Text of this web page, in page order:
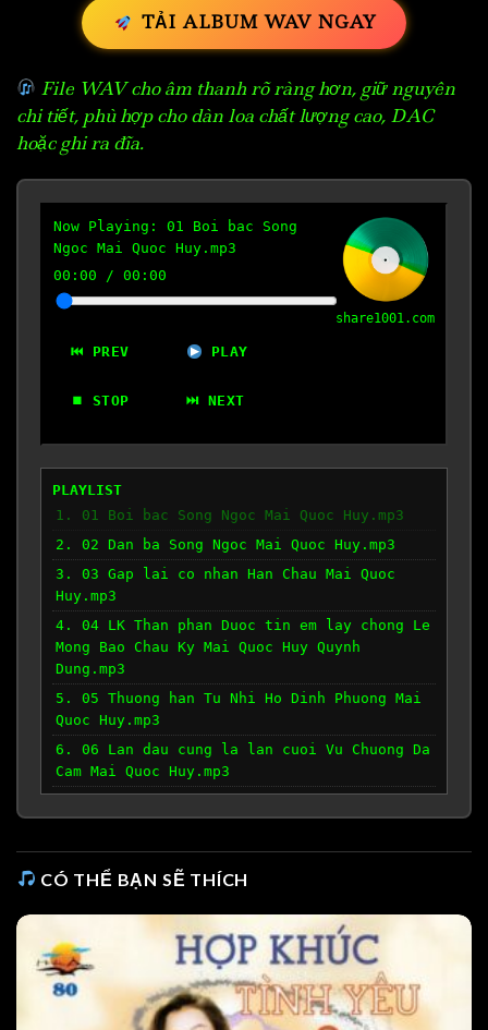
TẢI ALBUM WAV NGAY
File WAV cho âm thanh rõ ràng hơn, giữ nguyên
chi tiết, phù hợp cho dàn loa chất lượng cao, DAC
hoặc ghi ra đĩa.
Now Playing: 01 Boi bac Song
Ngoc Mai Quoc Huy.mp3
00:00 / 00:00
⏮ PREV PLAY
⏹ STOP ⏭ NEXT
share1001.com
PLAYLIST
1. 01 Boi bac Song Ngoc Mai Quoc Huy.mp3
2. 02 Dan ba Song Ngoc Mai Quoc Huy.mp3
3. 03 Gap lai co nhan Han Chau Mai Quoc
Huy.mp3
4. 04 LK Than phan Duoc tin em lay chong Le
Mong Bao Chau Ky Mai Quoc Huy Quynh
Dung.mp3
5. 05 Thuong han Tu Nhi Ho Dinh Phuong Mai
Quoc Huy.mp3
6. 06 Lan dau cung la lan cuoi Vu Chuong Da
Cam Mai Quoc Huy.mp3
7. 07 Vo ngua tren doi co non Giao Tien Mai
Quoc Huy.mp3
8. 08 Thu cho vo hien Song Ngoc Mai Quoc
Huy.mp3
10. 10 Chia xa 3 Hong Van Mai Quoc Huy.mp3
11. 11 Mong tha phuong Hoang Nghia Mai Quoc
Huy.mp3
CÓ THỂ BẠN SẼ THÍCH